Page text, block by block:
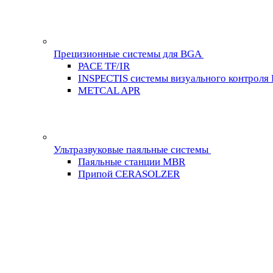
Прецизионные системы для BGA
PACE TF/IR
INSPECTIS системы визуального контроля
METCAL APR
Ультразвуковые паяльные системы
Паяльные станции MBR
Припой CERASOLZER